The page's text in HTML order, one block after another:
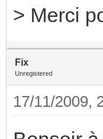
> Merci
Fix
Unregistered
17/11/2009,